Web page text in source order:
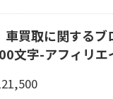
車買取に関する
文字-アフィリエ